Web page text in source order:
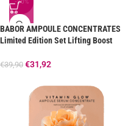
-20%
BABOR AMPOULE CONCENTRATES
Limited Edition Set Lifting Boost
€39,90 €31,92